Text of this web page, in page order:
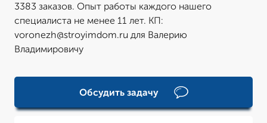
3383 заказов. Опыт работы каждого нашего
специалиста не менее 11 лет. КП:
voronezh@stroyimdom.ru для Валерию
Владимировичу
Обсудить задачу